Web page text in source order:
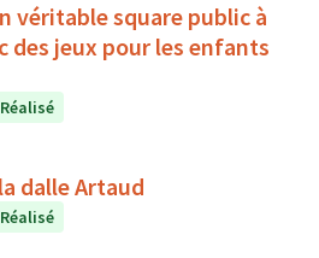
véritable square public à
des jeux pour les enfants
Réalisé
dalle Artaud
Réalisé